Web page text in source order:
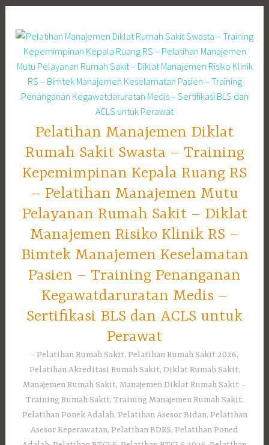
Skip
content
Pelatihan Manajemen Diklat
Rumah Sakit Swasta – Training
Kepemimpinan Kepala Ruang RS
– Pelatihan Manajemen Mutu
Pelayanan Rumah Sakit – Diklat
Manajemen Risiko Klinik RS –
Bimtek Manajemen Keselamatan
Pasien – Training Penanganan
Kegawatdaruratan Medis –
Sertifikasi BLS dan ACLS untuk
Perawat
Pelatihan Rumah Sakit, Pelatihan Rumah Sakit 2026,
Pelatihan Akreditasi Rumah Sakit, Diklat Rumah Sakit,
Manajemen Rumah Sakit, Manajemen Diklat Rumah Sakit –
Training Rumah Sakit, Training Manajemen Rumah Sakit,
Pelatihan Ponek Adalah, Pelatihan Asesor Bidan, Pelatihan
Asesor Keperawatan, Pelatihan BDRS, Pelatihan Poned